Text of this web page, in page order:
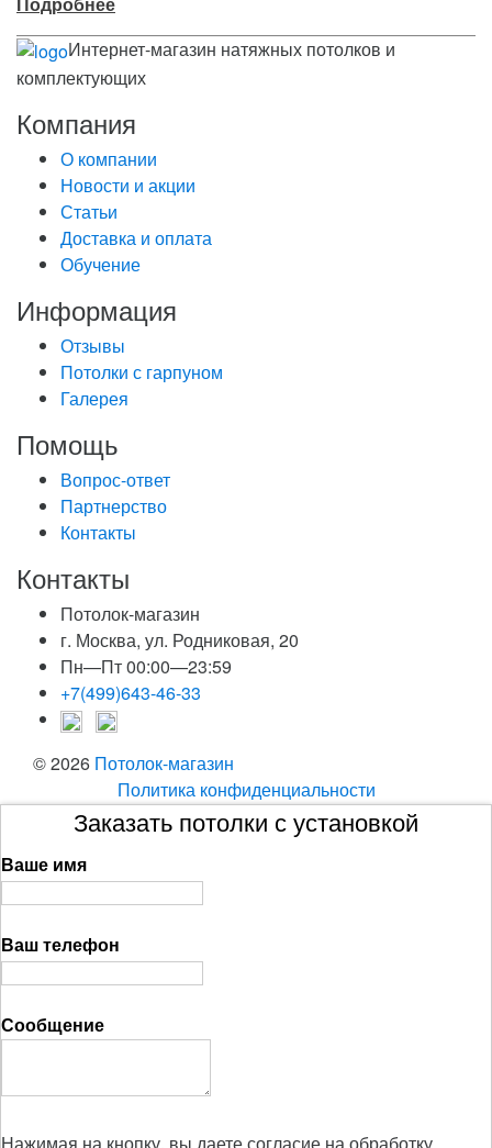
Интернет-магазин натяжных потолков и
комплектующих
Компания
О компании
Новости и акции
Статьи
Доставка и оплата
Обучение
Информация
Отзывы
Потолки с гарпуном
Галерея
Помощь
Вопрос-ответ
Партнерство
Контакты
Контакты
Потолок-магазин
г. Москва, ул. Родниковая, 20
Пн—Пт 00:00—23:59
+7(499)643-46-33
© 2026 Потолок-магазин
Политика конфиденциальности
Заказать потолки с установкой
Ваше имя
Ваш телефон
Сообщение
Нажимая на кнопку, вы даете согласие на обработку